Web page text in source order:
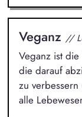
Veganz //
Veganz ist
die darauf
zu
alle